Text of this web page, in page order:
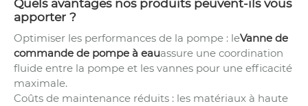
Quels avantages nos produits peuvent-ils vous
apporter ?
Optimiser les performances de la pompe : leVanne de
commande de pompe à eauassure une coordination
fluide entre la pompe et les vannes pour une efficacité
maximale.
Coûts de maintenance réduits : les matériaux à haute